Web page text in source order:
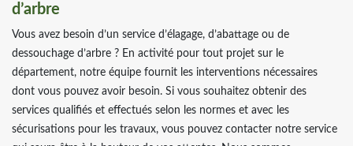
d’arbre
Vous avez besoin d’un service d’élagage, d’abattage ou de
dessouchage d’arbre ? En activité pour tout projet sur le
département, notre équipe fournit les interventions nécessaires
dont vous pouvez avoir besoin. Si vous souhaitez obtenir des
services qualifiés et effectués selon les normes et avec les
sécurisations pour les travaux, vous pouvez contacter notre service